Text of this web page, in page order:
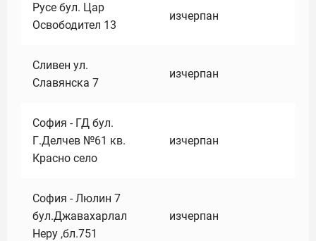
Русе бул. Цар
Освободител 13
изчерпан
Сливен ул.
Славянска 7
изчерпан
София - ГД бул.
Г.Делчев №61 кв.
Красно село
изчерпан
София - Люлин 7
бул.Джавахарлал
Неру ,бл.751
изчерпан